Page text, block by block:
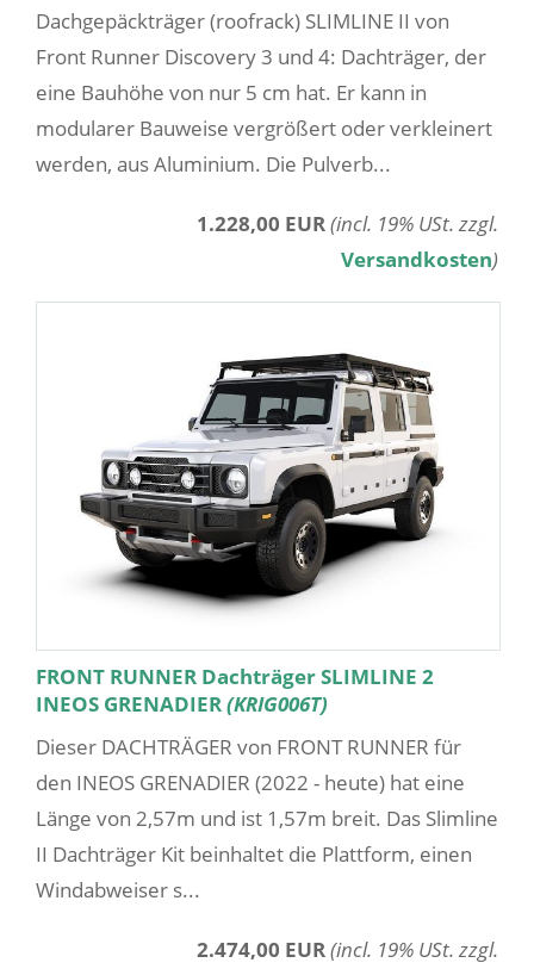
Dachgepäckträger (roofrack) SLIMLINE II von
Front Runner Discovery 3 und 4: Dachträger, der
eine Bauhöhe von nur 5 cm hat. Er kann in
modularer Bauweise vergrößert oder verkleinert
werden, aus Aluminium. Die Pulverb...
1.228,00 EUR(incl. 19% USt. zzgl.
Versandkosten)
FRONT RUNNER Dachträger SLIMLINE 2
INEOS GRENADIER(KRIG006T)
Dieser DACHTRÄGER von FRONT RUNNER für
den INEOS GRENADIER (2022 - heute) hat eine
Länge von 2,57m und ist 1,57m breit. Das Slimline
II Dachträger Kit beinhaltet die Plattform, einen
Windabweiser s...
2.474,00 EUR(incl. 19% USt. zzgl.